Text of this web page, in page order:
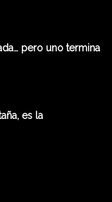
pero uno termina
es la